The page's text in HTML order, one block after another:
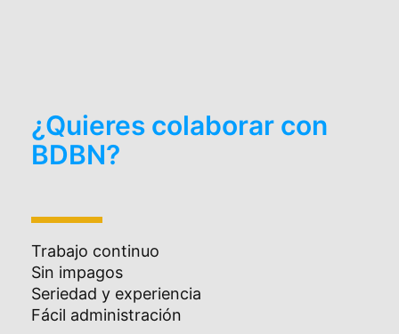
¿Quieres colaborar con
BDBN?
Trabajo continuo
Sin impagos
Seriedad y experiencia
Fácil administración